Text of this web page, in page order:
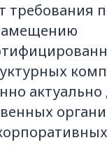
требования
актуально